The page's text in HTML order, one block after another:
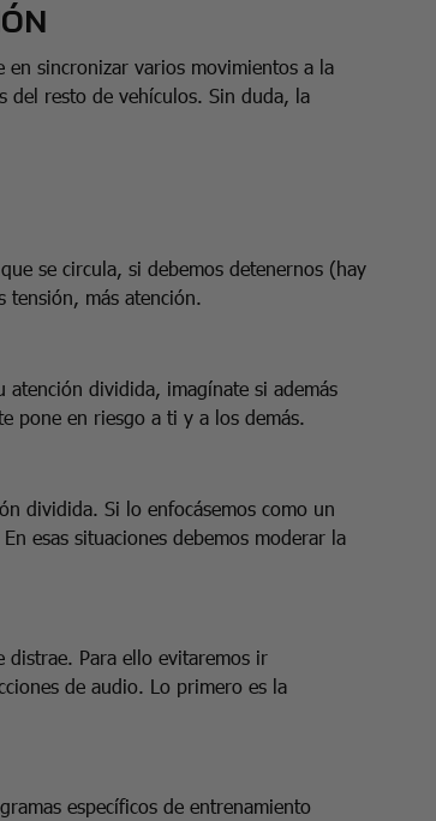
en sincronizar varios movimientos a la
del resto de vehículos. Sin duda, la
se circula, si debemos detenernos (hay
tensión, más atención.
dividida, imagínate si además
pone en riesgo a ti y a los demás.
dividida. Si lo enfocásemos como un
esas situaciones debemos moderar la
distrae. Para ello evitaremos ir
de audio. Lo primero es la
específicos de entrenamiento